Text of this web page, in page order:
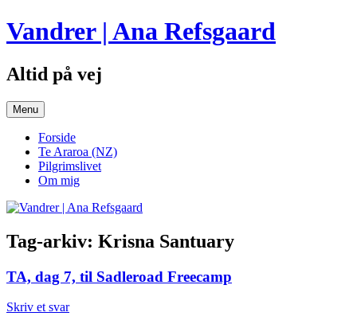
Hop
til
Vandrer | Ana Refsgaard
Altid på vej
Menu
Forside
Te Araroa (NZ)
Pilgrimslivet
Om mig
Tag-arkiv: Krisna Santuary
TA, dag 7, til Sadleroad Freecamp
Skriv et svar